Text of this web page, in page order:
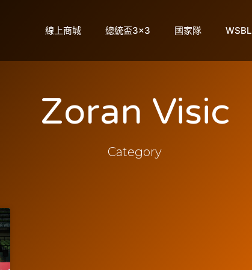
線上商城 總統盃3×3 國家隊 WSBL
Zoran Visic
Category